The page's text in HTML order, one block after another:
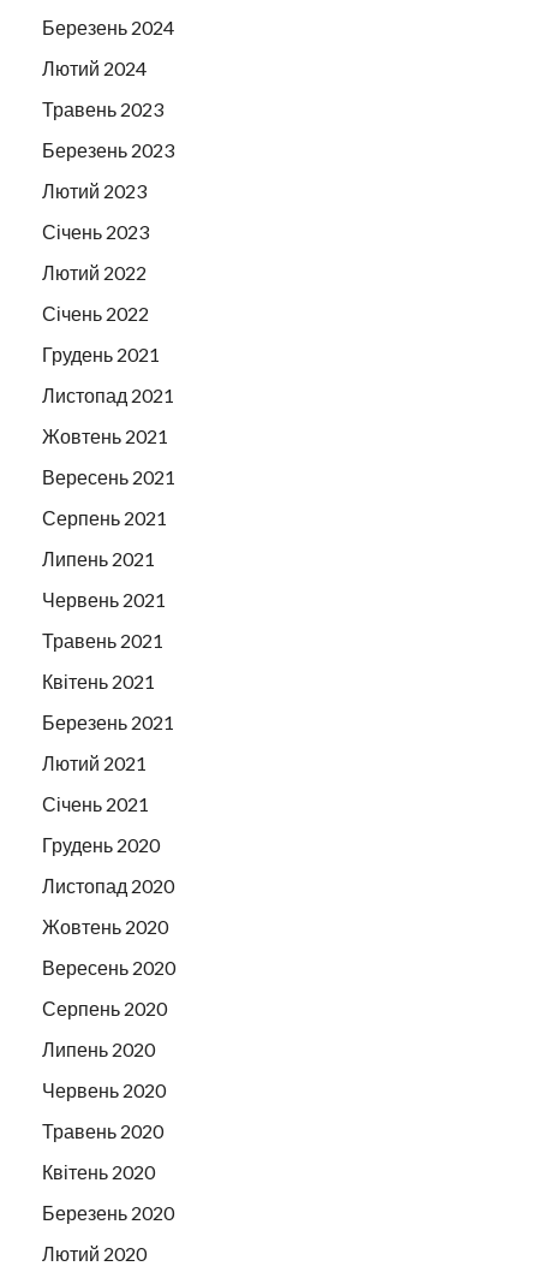
Березень 2024
Лютий 2024
Травень 2023
Березень 2023
Лютий 2023
Січень 2023
Лютий 2022
Січень 2022
Грудень 2021
Листопад 2021
Жовтень 2021
Вересень 2021
Серпень 2021
Липень 2021
Червень 2021
Травень 2021
Квітень 2021
Березень 2021
Лютий 2021
Січень 2021
Грудень 2020
Листопад 2020
Жовтень 2020
Вересень 2020
Серпень 2020
Липень 2020
Червень 2020
Травень 2020
Квітень 2020
Березень 2020
Лютий 2020